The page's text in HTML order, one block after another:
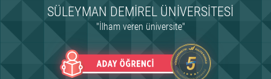
SÜLEYMAN DEMIREL ÜNIVERSITESI
"İlham veren üniversite"
ARAŞTIRMA
INTERNATIONAL